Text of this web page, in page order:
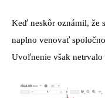
Keď neskôr oznámil, že
naplno venovať
Uvoľnenie však netrvalo